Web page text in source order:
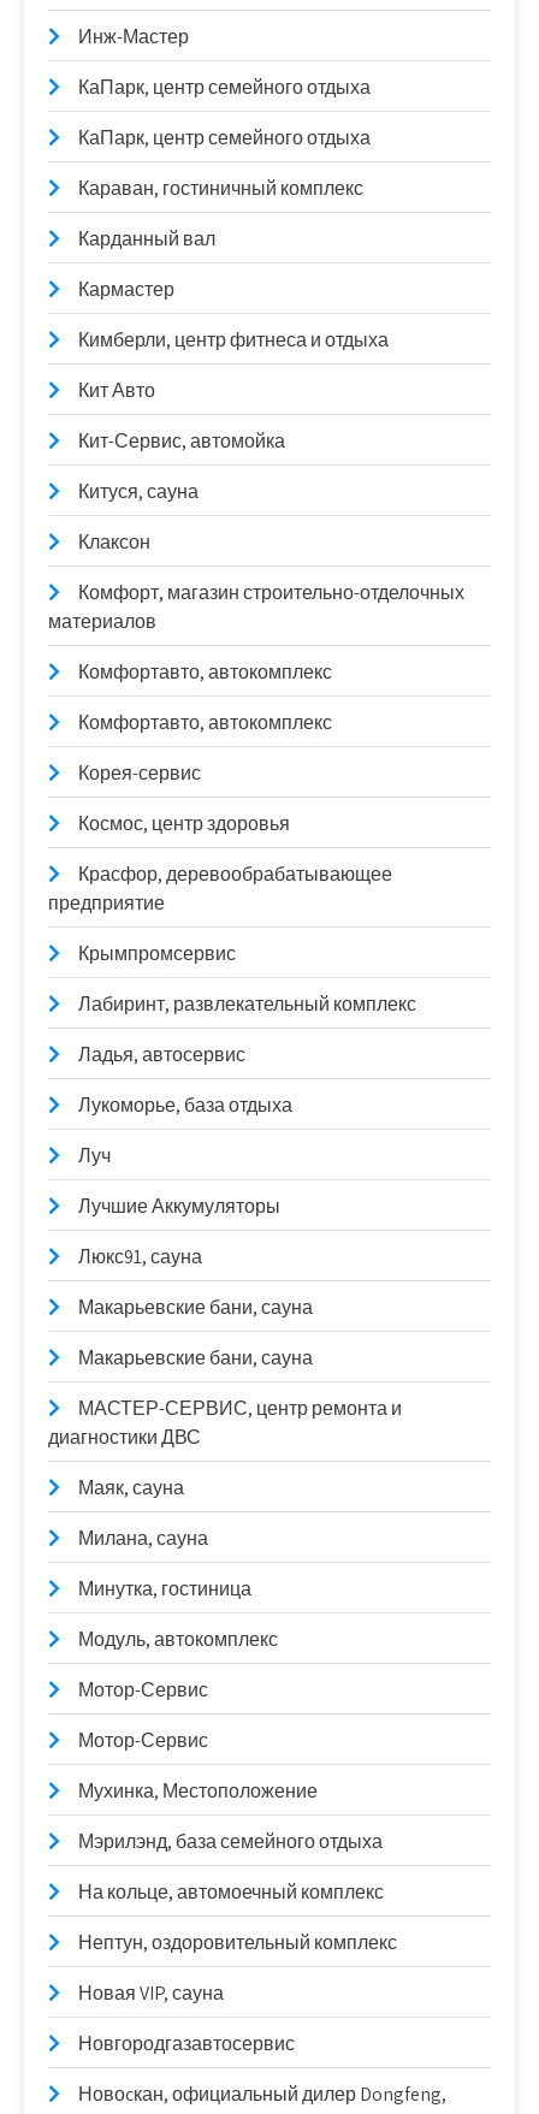
Инж-Мастер
КаПарк, центр семейного отдыха
КаПарк, центр семейного отдыха
Караван, гостиничный комплекс
Карданный вал
Кармастер
Кимберли, центр фитнеса и отдыха
Кит Авто
Кит-Сервис, автомойка
Китуся, сауна
Клаксон
Комфорт, магазин строительно-отделочных
материалов
Комфортавто, автокомплекс
Комфортавто, автокомплекс
Корея-сервис
Космос, центр здоровья
Красфор, деревообрабатывающее
предприятие
Крымпромсервис
Лабиринт, развлекательный комплекс
Ладья, автосервис
Лукоморье, база отдыха
Луч
Лучшие Аккумуляторы
Люкс91, сауна
Макарьевские бани, сауна
Макарьевские бани, сауна
МАСТЕР-СЕРВИС, центр ремонта и
диагностики ДВС
Маяк, сауна
Милана, сауна
Минутка, гостиница
Модуль, автокомплекс
Мотор-Сервис
Мотор-Сервис
Мухинка, Местоположение
Мэрилэнд, база семейного отдыха
На кольце, автомоечный комплекс
Нептун, оздоровительный комплекс
Новая VIP, сауна
Новгородгазавтосервис
Новоcкан, официальный дилер Dongfeng,